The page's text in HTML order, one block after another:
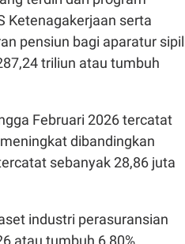
Ketenagakerjaan serta
pensiun bagi aparatur sipil
triliun atau tumbuh
Februari 2026 tercatat
dibandingkan
sebanyak 28,86 juta
industri perasuransian
atau tumbuh 6,80%